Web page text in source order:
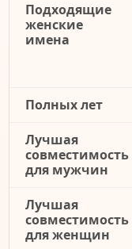
Подходящие
женские
имена
Полных лет
Лучшая
совместимость
для мужчин
Лучшая
совместимость
для женщин